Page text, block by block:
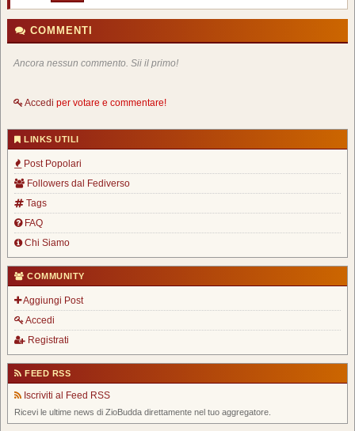
COMMENTI
Ancora nessun commento. Sii il primo!
Accedi per votare e commentare!
LINKS UTILI
Post Popolari
Followers dal Fediverso
Tags
FAQ
Chi Siamo
COMMUNITY
Aggiungi Post
Accedi
Registrati
FEED RSS
Iscriviti al Feed RSS
Ricevi le ultime news di ZioBudda direttamente nel tuo aggregatore.